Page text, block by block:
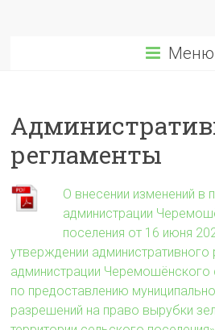
Меню
регламенты
О внесении изменений в
администрации
поселения от 16 июня
утверждении административного
администрации Черемошёнского
по предоставлению
разрешений на право вырубки